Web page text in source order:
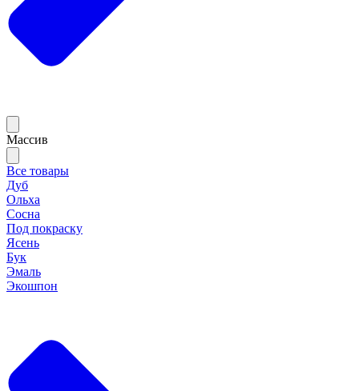
Массив
Все товары
Дуб
Ольха
Сосна
Под покраску
Ясень
Бук
Эмаль
Экошпон